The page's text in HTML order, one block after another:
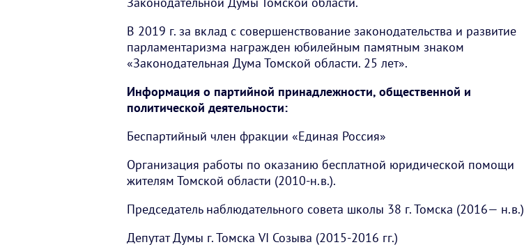
В 2019 г. за вклад с совершенствование законодательства и развитие
парламентаризма награжден юбилейным памятным знаком
«Законодательная Дума Томской области. 25 лет».
Информация о партийной принадлежности, общественной и
политической деятельности:
Беспартийный член фракции «Единая Россия»
Организация работы по оказанию бесплатной юридической помощи
жителям Томской области (2010-н.в.).
Председатель наблюдательного совета школы 38 г. Томска (2016— н.в.)
Депутат Думы г. Томска VI Созыва (2015-2016 гг.)